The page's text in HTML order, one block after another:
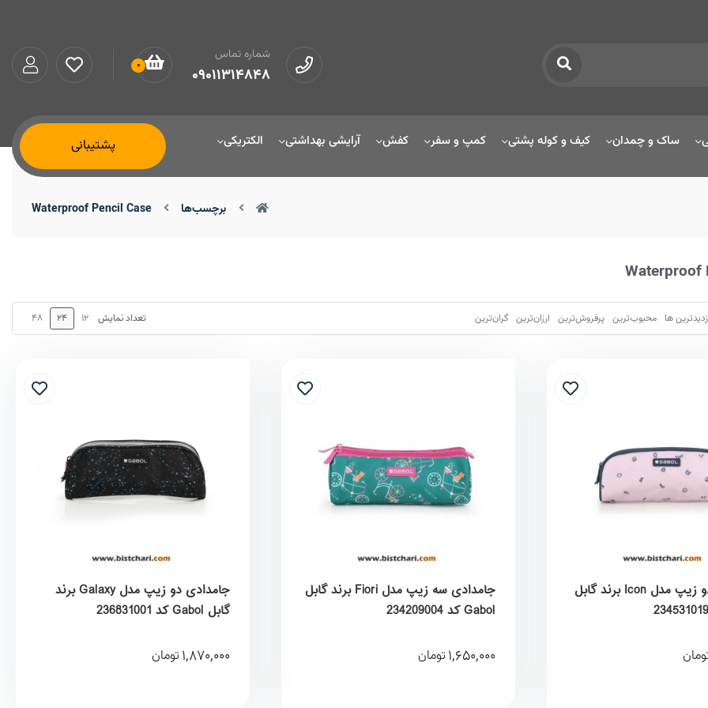
شماره تماس
09011314848
0
ساک و چمدان کیف و کوله پشتی کمپ و سفر کفش آرایشی بهداشتی الکتریکی پشتیبانی
برچسب‌ها Waterproof Pencil Case
Waterproof
ها محبوب‌‌ترین پرفروش‌ترین ارزان‌ترین گران‌ترین تعداد نمایش 12
24
48
جامدادی دو زیپ مدل Icon برند گابل
جامدادی سه زیپ مدل Fiori برند گابل
Gabol کد 234209004
1,650,000 تومان
جامدادی دو زیپ مدل Galaxy برند
گابل Gabol کد 236831001
1,870,000 تومان